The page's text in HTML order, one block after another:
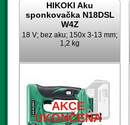
HIKOKI Aku
sponkovačka N18DSL
W4Z
18 V; bez aku; 150x 3-13 mm;
1,2 kg
AKCE
UKONČENA